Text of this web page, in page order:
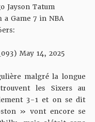
Jayson Tatum
Game 7 in NBA
May 14, 2025
malgré la longue
les Sixers au
3-1 et on se dit
» vont encore se